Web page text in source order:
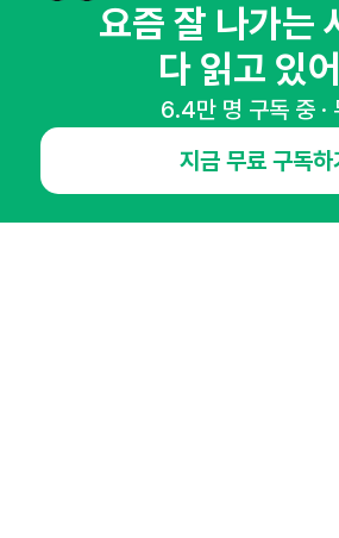
매주 화요일 아침,
마케팅 감각을 깨워 드릴게요!
65,043명의 마케터를 성장시키는 뉴스레터
뉴스레터 구독하기
요즘 잘 나가는
다 읽고 있
6.4만 명 구독 중 ·
지금 무료 구독하